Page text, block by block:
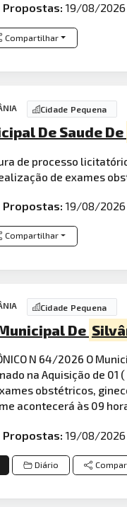
Propostas:19/08/2026
Compartilhar
Cidade Pequena
De Saude De
de processo
de exames
Propostas:19/08/2026
Compartilhar
Cidade Pequena
De
N 64/2026 O
na Aquisição de
obstétricos,
acontecerá às 09
Propostas:19/08/2026
Diário